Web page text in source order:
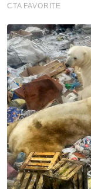
katanya.
Muat turun
Melayu
India
Masuk | Daftar